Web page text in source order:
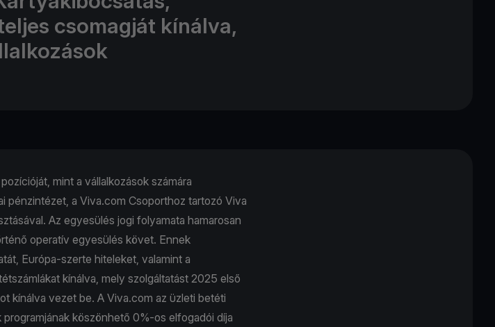
csomagját kínálva,
mint a vállalkozások számára
pénzintézet, a Viva.com Csoporthoz tartozó Viva
Az egyesülés jogi folyamata hamarosan
operatív egyesülés követ. Ennek
Európa-szerte hiteleket, valamint a
kínálva, mely szolgáltatást 2025 első
kínálva vezet be. A Viva.com az üzleti betéti
köszönhető 0%-os elfogadói díja